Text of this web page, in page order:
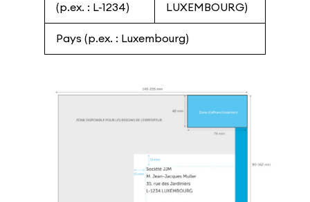
(p.ex. : L-1234)
LUXEMBOURG)
Pays (p.ex. : Luxembourg)